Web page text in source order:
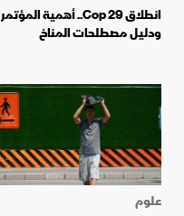
انطلاق Cop 29.. أهمية المؤتمر
ودليل مصطلحات المناخ
علوم